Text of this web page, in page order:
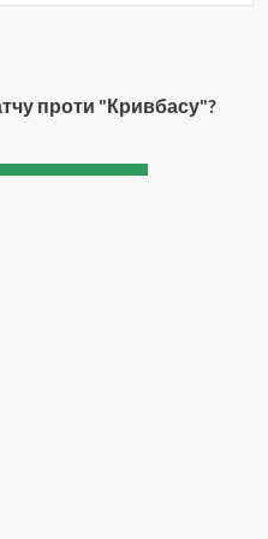
проти "Кривбасу"?